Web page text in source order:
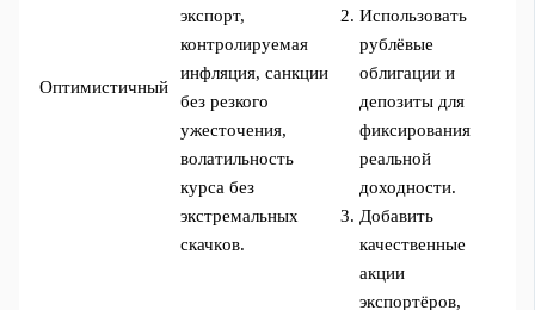
Оптимистичный
экспорт,
контролируемая
инфляция, санкции
без резкого
ужесточения,
волатильность
курса без
экстремальных
скачков.
Использовать
рублёвые
облигации и
депозиты для
фиксирования
реальной
доходности.
Добавить
качественные
акции
экспортёров,